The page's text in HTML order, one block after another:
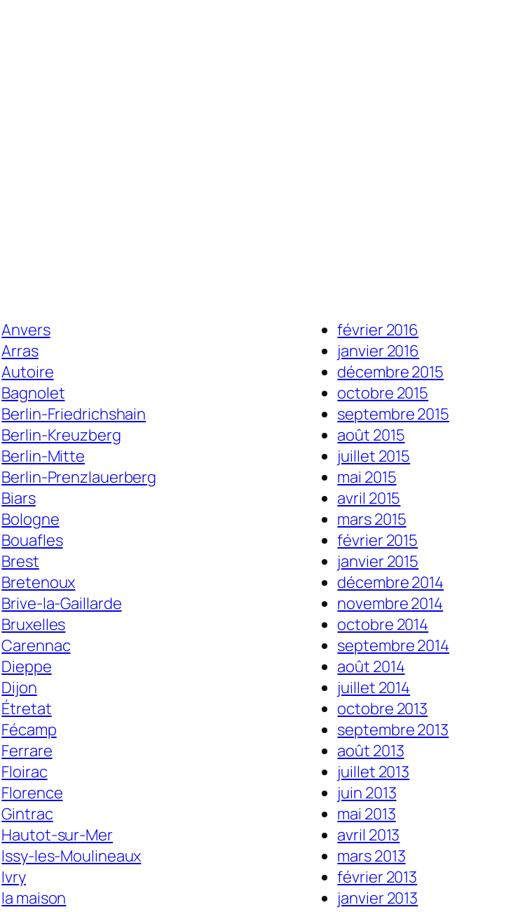
Anvers
Arras
Autoire
Bagnolet
Berlin-Friedrichshain
Berlin-Kreuzberg
Berlin-Mitte
Berlin-Prenzlauerberg
Biars
Bologne
Bouafles
Brest
Bretenoux
Brive-la-Gaillarde
Bruxelles
Carennac
Dieppe
Dijon
Étretat
Fécamp
Ferrare
Floirac
Florence
Gintrac
Hautot-sur-Mer
Issy-les-Moulineaux
Ivry
la maison
février 2016
janvier 2016
décembre 2015
octobre 2015
septembre 2015
août 2015
juillet 2015
mai 2015
avril 2015
mars 2015
février 2015
janvier 2015
décembre 2014
novembre 2014
octobre 2014
septembre 2014
août 2014
juillet 2014
octobre 2013
septembre 2013
août 2013
juillet 2013
juin 2013
mai 2013
avril 2013
mars 2013
février 2013
janvier 2013